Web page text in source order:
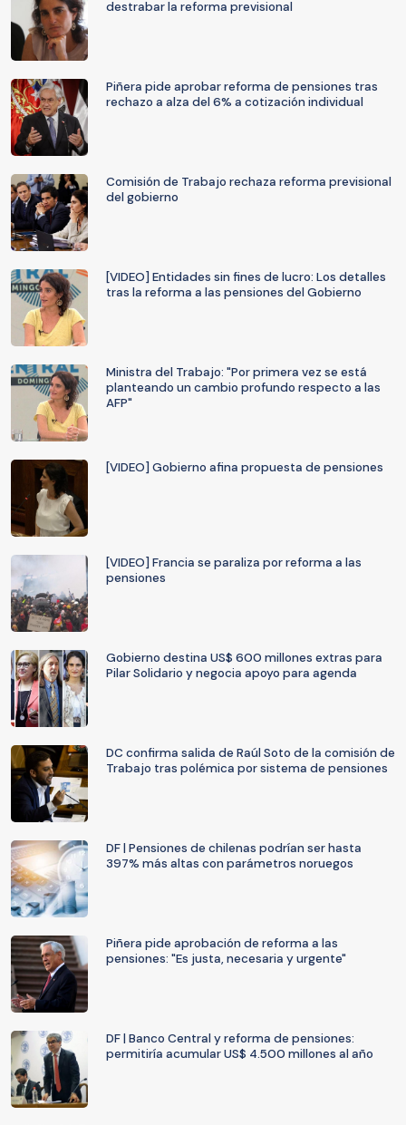
destrabar la reforma previsional
Piñera pide aprobar reforma de pensiones tras
rechazo a alza del 6% a cotización individual
Comisión de Trabajo rechaza reforma previsional
del gobierno
[VIDEO] Entidades sin fines de lucro: Los detalles
tras la reforma a las pensiones del Gobierno
Ministra del Trabajo: "Por primera vez se está
planteando un cambio profundo respecto a las
AFP"
[VIDEO] Gobierno afina propuesta de pensiones
[VIDEO] Francia se paraliza por reforma a las
pensiones
Gobierno destina US$ 600 millones extras para
Pilar Solidario y negocia apoyo para agenda
DC confirma salida de Raúl Soto de la comisión de
Trabajo tras polémica por sistema de pensiones
DF | Pensiones de chilenas podrían ser hasta
397% más altas con parámetros noruegos
Piñera pide aprobación de reforma a las
pensiones: "Es justa, necesaria y urgente"
DF | Banco Central y reforma de pensiones:
permitiría acumular US$ 4.500 millones al año